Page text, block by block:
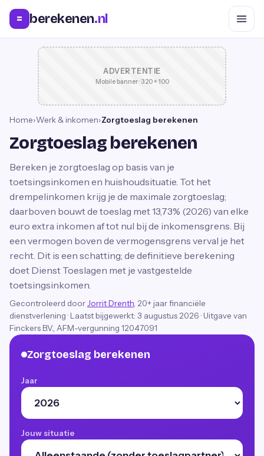
= berekenen.nl
ADVERTENTIE
Mobile banner · 320 × 100
Home›Werk & inkomen›Zorgtoeslag berekenen
Zorgtoeslag berekenen
Bereken je zorgtoeslag op basis van je
toetsingsinkomen en huishoudsituatie. Tot het
drempelinkomen krijg je de maximale zorgtoeslag;
daarboven bouwt de toeslag met 13,73% (2026) van elke
euro extra inkomen af tot nul bij de inkomensgrens. Bij
een vermogen boven de vermogensgrens verval je het
recht. Dit is een schatting; de definitieve berekening
doet Dienst Toeslagen met je vastgestelde
toetsingsinkomen.
Gecontroleerd door Jorrit Drenth , 20+ jaar financiële
dienstverlening · Laatst bijgewerkt: 3 augustus 2026 · Uitgave van
Finckers B.V., AFM-vergunning 12047091
Zorgtoeslag berekenen
Jaar
Jouw situatie